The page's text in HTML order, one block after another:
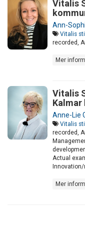
Vitalis
Ann-
Vitalis
recorded,
Mer
Vitalis
Kalmar
Anne-Lie
Vitalis
recorded,
Actual
Mer